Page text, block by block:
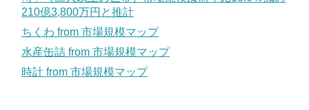
210億3,800万円と推計
ちくわ from 市場規模マップ
水産缶詰 from 市場規模マップ
時計 from 市場規模マップ